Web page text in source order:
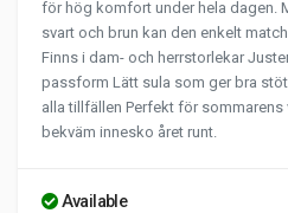
för hög komfort under hela dagen.
svart och brun kan den enkelt
Finns i dam- och herrstorlekar
passform Lätt sula som ger bra
alla tillfällen Perfekt för sommarens
bekväm innesko året runt.
Available